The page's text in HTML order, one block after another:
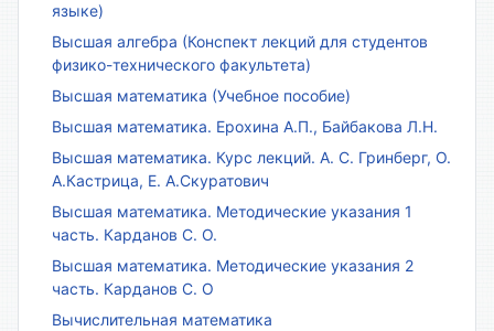
языке)
Высшая алгебра (Конспект лекций для студентов
физико-технического факультета)
Высшая математика (Учебное пособие)
Высшая математика. Ерохина А.П., Байбакова Л.Н.
Высшая математика. Курс лекций. А. С. Гринберг, О.
А.Кастрица, Е. А.Скуратович
Высшая математика. Методические указания 1
часть. Карданов С. О.
Высшая математика. Методические указания 2
часть. Карданов С. О
Вычислительная математика